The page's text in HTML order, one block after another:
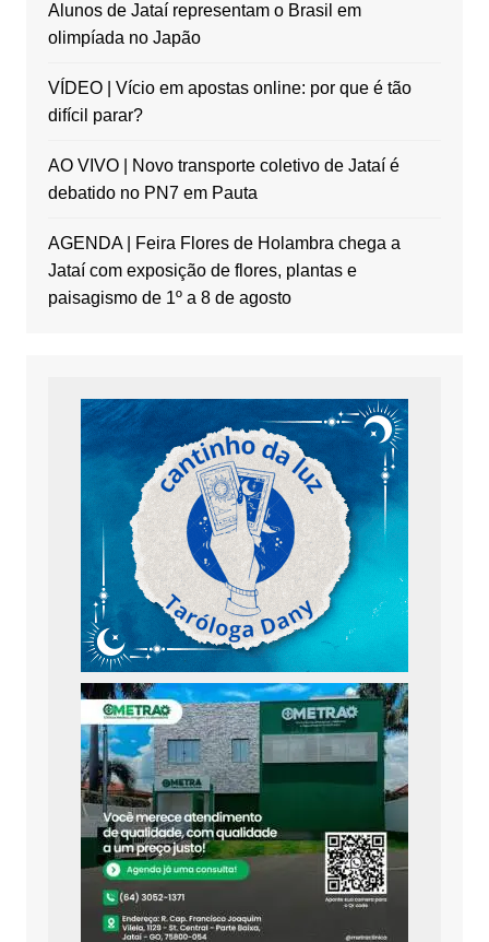
Alunos de Jataí representam o Brasil em
olimpíada no Japão
VÍDEO | Vício em apostas online: por que é tão
difícil parar?
AO VIVO | Novo transporte coletivo de Jataí é
debatido no PN7 em Pauta
AGENDA | Feira Flores de Holambra chega a
Jataí com exposição de flores, plantas e
paisagismo de 1º a 8 de agosto